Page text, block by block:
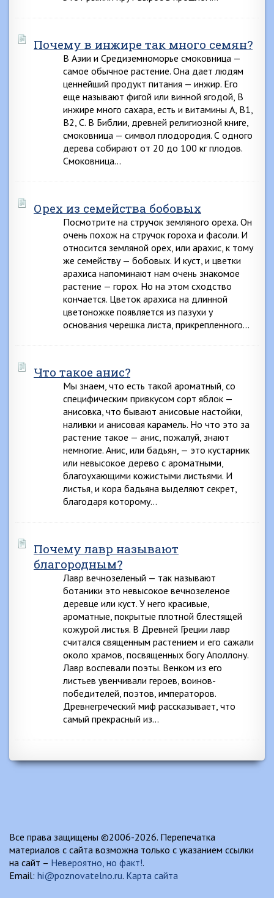
Почему в инжире так много семян?
В Азии и Средиземноморье смоковница —
самое обычное растение. Она дает людям
ценнейший продукт питания — инжир. Его
еще называют фигой или винной ягодой, В
инжире много сахара, есть и витамины A, B1,
B2, С. В Библии, древней религиозной книге,
смоковница — символ плодородия. С одного
дерева собирают от 20 до 100 кг плодов.
Смоковница…
Орех из семейства бобовых
Посмотрите на стручок земляного ореха. Он
очень похож на стручок гороха и фасоли. И
относится земляной орех, или арахис, к тому
же семейству — бобовых. И куст, и цветки
арахиса напоминают нам очень знакомое
растение — горох. Но на этом сходство
кончается. Цветок арахиса на длинной
цветоножке появляется из пазухи у
основания черешка листа, прикрепленного…
Что такое анис?
Мы знаем, что есть такой ароматный, со
специфическим привкусом сорт яблок —
анисовка, что бывают анисовые настойки,
наливки и анисовая карамель. Но что это за
растение такое — анис, пожалуй, знают
немногие. Анис, или бадьян, — это кустарник
или невысокое дерево с ароматными,
благоухающими кожистыми листьями. И
листья, и кора бадьяна выделяют секрет,
благодаря которому…
Почему лавр называют
благородным?
Лавр вечнозеленый — так называют
ботаники это невысокое вечнозеленое
деревце или куст. У него красивые,
ароматные, покрытые плотной блестящей
кожурой листья. В Древней Греции лавр
считался священным растением и его сажали
около храмов, посвященных богу Аполлону.
Лавр воспевали поэты. Венком из его
листьев увенчивали героев, воинов-
победителей, поэтов, императоров.
Древнегреческий миф рассказывает, что
самый прекрасный из…
Все права защищены ©2006-2026. Перепечатка
материалов с сайта возможна только с указанием ссылки
на сайт – Невероятно, но факт!.
Email: hi@poznovatelno.ru. Карта сайта